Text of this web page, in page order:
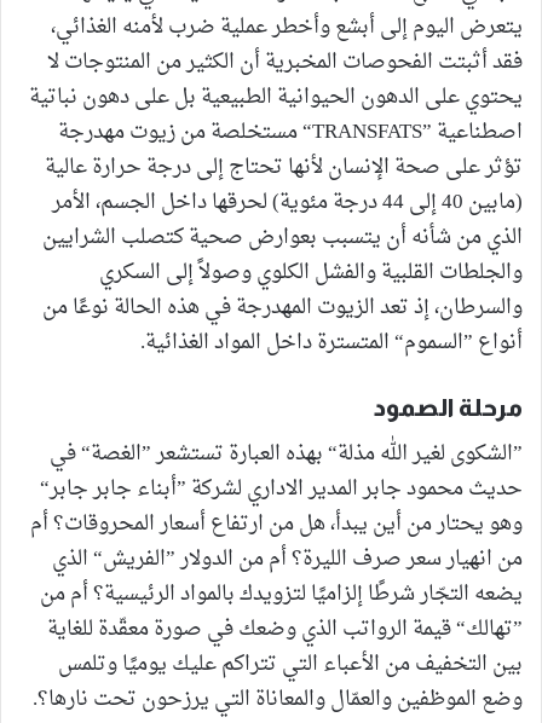
يتعرض اليوم إلى أبشع وأخطر عملية ضرب لأمنه الغذائي،
فقد أثبتت الفحوصات المخبرية أن الكثير من المنتوجات لا
يحتوي على الدهون الحيوانية الطبيعية بل على دهون نباتية
اصطناعية ”TRANSFATS“ مستخلصة من زيوت مهدرجة
تؤثر على صحة الإنسان لأنها تحتاج إلى درجة حرارة عالية
(مابين 40 إلى 44 درجة مئوية) لحرقها داخل الجسم، الأمر
الذي من شأنه أن يتسبب بعوارض صحية كتصلب الشرايين
والجلطات القلبية والفشل الكلوي وصولاً إلى السكري
والسرطان، إذ تعد الزيوت المهدرجة في هذه الحالة نوعًا من
أنواع ”السموم“ المتسترة داخل المواد الغذائية.
مرحلة الصمود
”الشكوى لغير الله مذلة“ بهذه العبارة تستشعر ”الغصة“ في
حديث محمود جابر المدير الاداري لشركة ”أبناء جابر جابر“
وهو يحتار من أين يبدأ، هل من ارتفاع أسعار المحروقات؟ أم
من انهيار سعر صرف الليرة؟ أم من الدولار ”الفريش“ الذي
يضعه التجّار شرطًا إلزاميًا لتزويدك بالمواد الرئيسية؟ أم من
”تهالك“ قيمة الرواتب الذي وضعك في صورة معقّدة للغاية
بين التخفيف من الأعباء التي تتراكم عليك يوميًا وتلمس
وضع الموظفين والعمّال والمعاناة التي يرزحون تحت نارها؟.